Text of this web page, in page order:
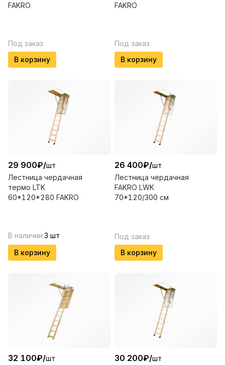
FAKRO
Под заказ
В корзину
FAKRO
Под заказ
В корзину
29 900₽/шт
Лестница чердачная
термо LTK
60*120*280 FAKRO
В наличии 3 шт
В корзину
26 400₽/шт
Лестница чердачная
FAKRO LWK
70*120/300 см
Под заказ
В корзину
32 100₽/шт
30 200₽/шт